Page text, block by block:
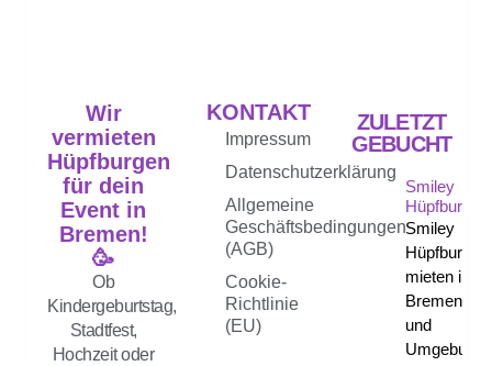
Wir
vermieten
Hüpfburgen
für dein
Event in
Bremen!
🥳
Ob
Kindergeburtstag,
Stadtfest,
Hochzeit oder
KONTAKT
Impressum
Datenschutzerklärung
Allgemeine
Geschäftsbedingungen
(AGB)
Cookie-
Richtlinie
(EU)
ZULETZT
GEBUCHT
Smiley
Hüpfburg
Smiley
Hüpfburg
mieten in
Bremen
und
Umgebung